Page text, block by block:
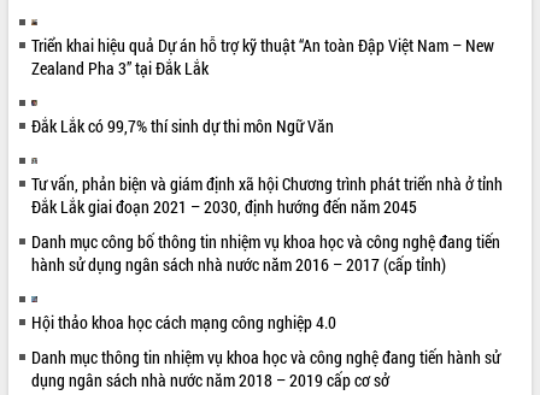
Thứ trưởng Bộ Y tế làm việc với tỉnh
Đắk Lắk về phát triển nhân lực y tế
cho trạm y tế cấp xã
du khách thông qua Hệ thống cơ sở dữ
liệu và Bản đồ số
Tập huấn ứng dụng trí tuệ nhân tạo (AI)
trong thương mại điện tử năm 2026
trao đổi thông tin trước Kỳ họp thứ
nhất, Quốc hội khóa XVI
Quyết liệt cải cách hành chính, khơi
thông nguồn lực phát triển
Nâng cao hiệu lực, hiệu quả HĐND
tỉnh thông qua hiện đại hóa hành chính
Triển khai hiệu quả Dự án hỗ trợ kỹ thuật “An toàn Đập Việt Nam – New
Zealand Pha 3” tại Đắk Lắk
Đắk Lắk có 99,7% thí sinh dự thi môn Ngữ Văn
Tư vấn, phản biện và giám định xã hội Chương trình phát triển nhà ở tỉnh
Đắk Lắk giai đoạn 2021 – 2030, định hướng đến năm 2045
Danh mục công bố thông tin nhiệm vụ khoa học và công nghệ đang tiến
hành sử dụng ngân sách nhà nước năm 2016 – 2017 (cấp tỉnh)
Hội thảo khoa học cách mạng công nghiệp 4.0
Danh mục thông tin nhiệm vụ khoa học và công nghệ đang tiến hành sử
dụng ngân sách nhà nước năm 2018 – 2019 cấp cơ sở